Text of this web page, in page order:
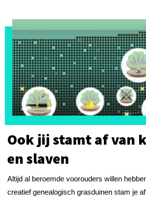
Ook jij stamt af van
en slaven
Altijd al beroemde voorouders willen
creatief genealogisch grasduinen stam je